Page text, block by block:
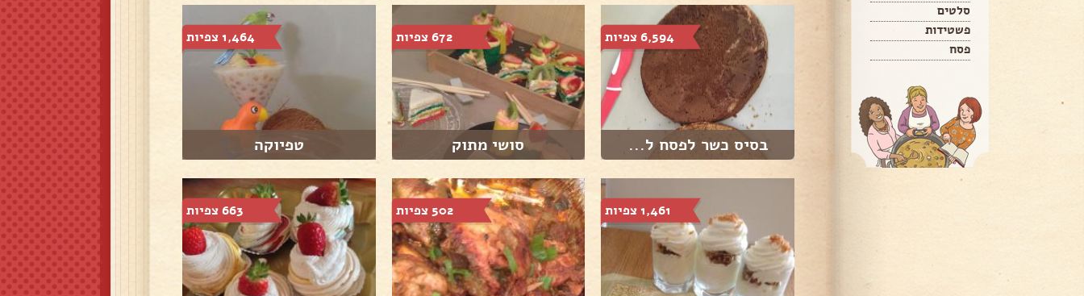
סלטים
פשטידות
פסח
6,594 צפיות
בסיס כשר לפסח ל...
672 צפיות
סושי מתוק
1,464 צפיות
טפיוקה
1,461 צפיות 502 צפיות 663 צפיות